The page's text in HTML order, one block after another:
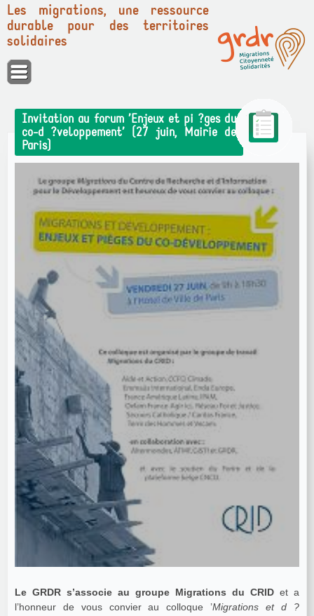
Panneau de gestion des cookies
Les migrations, une ressource
durable pour des territoires
solidaires
Invitation au forum ’Enjeux et pi ?ges du
co-d ?veloppement’ (27 juin, Mairie de
Paris)
Le GRDR s’associe au groupe Migrations du CRID et a
l’honneur de vous convier au colloque ’Migrations et d ?